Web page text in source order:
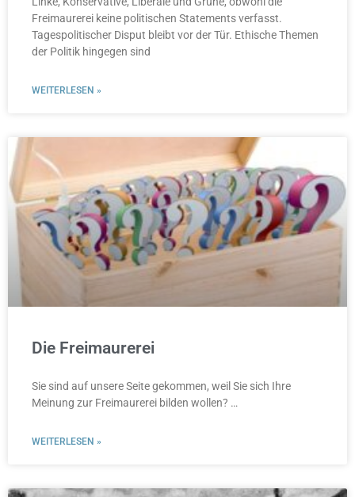
Freimaurerei keine politischen Statements verfasst.
Tagespolitischer Disput bleibt vor der Tür. Ethische Themen
der Politik hingegen sind
WEITERLESEN »
Die Freimaurerei
Sie sind auf unsere Seite gekommen, weil Sie sich Ihre
Meinung zur Freimaurerei bilden wollen? …
WEITERLESEN »